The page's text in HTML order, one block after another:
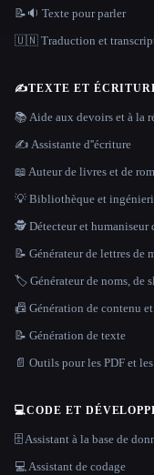
📝🔉 Texte pour parler
🇺🇳 Traduction et
✍️TEXTE ET
📚 Aide aux devoirs et à la
✍️ Assistante d''écriture
📖 Auteur de livres et de
💡 Bibliothèque et
🕵️ Détecteur et humaniseur
📝 Générateur de lettres de
🏷️ Générateur de noms, de
📠 Génération de contenu
📝 Génération de texte
📄 Outils pour les PDF et
💻CODE ET
🗄️ Assistant à la base de
💻 Assistant de codage